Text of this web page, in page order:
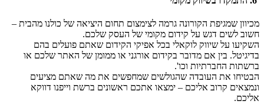
מכיוון שמגיפת הקורונה גרמה לצימצום תחום היציאה של כולנו מהבית –
חשוב לשים דגש על קידום מקומי של העסק שלכם.
השקיעו על שיווק לוקאלי בכל אפיקי הקידום שאתם פועלים בהם
בדיגיטל. בין אם מדובר בקידום אורגני או ממומן של האתר שלכם או
ברשתות החברתיות וכו'.
הבטיחו את העובדה שהגולשים שמחפשים את מה שאתם מציעים
ונמצאים קרוב אליכם – ימצאו אתכם ראשונים ברשת וייפנו דווקא
אליכם.